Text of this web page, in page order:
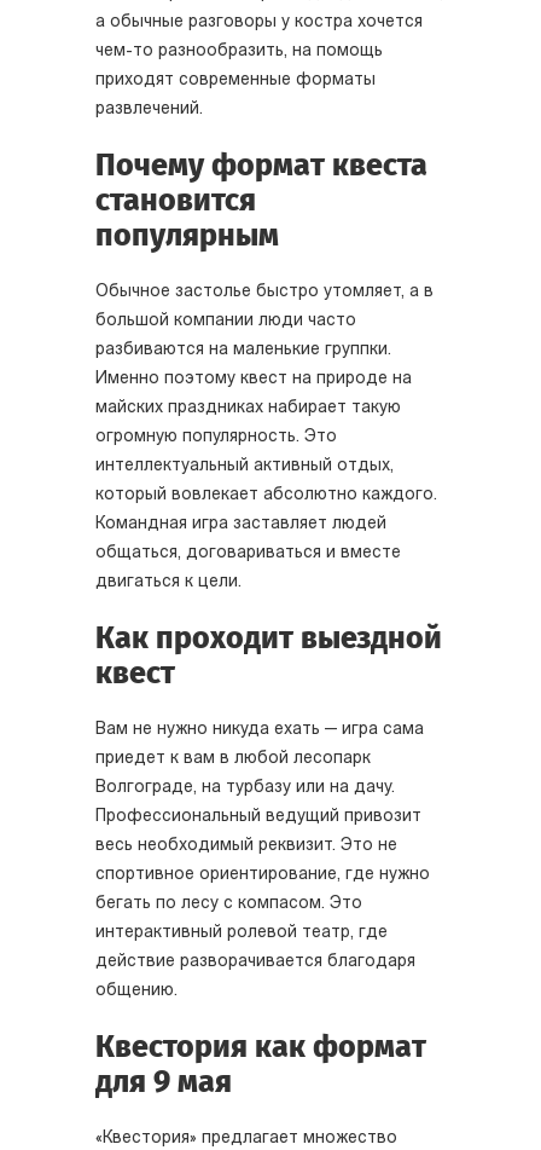
а обычные разговоры у костра хочется
чем-то разнообразить, на помощь
приходят современные форматы
развлечений.
Почему формат квеста
становится
популярным
Обычное застолье быстро утомляет, а в
большой компании люди часто
разбиваются на маленькие группки.
Именно поэтому квест на природе на
майских праздниках набирает такую
огромную популярность. Это
интеллектуальный активный отдых,
который вовлекает абсолютно каждого.
Командная игра заставляет людей
общаться, договариваться и вместе
двигаться к цели.
Как проходит выездной
квест
Вам не нужно никуда ехать — игра сама
приедет к вам в любой лесопарк
Волгограде, на турбазу или на дачу.
Профессиональный ведущий привозит
весь необходимый реквизит. Это не
спортивное ориентирование, где нужно
бегать по лесу с компасом. Это
интерактивный ролевой театр, где
действие разворачивается благодаря
общению.
Квестория как формат
для 9 мая
«Квестория» предлагает множество